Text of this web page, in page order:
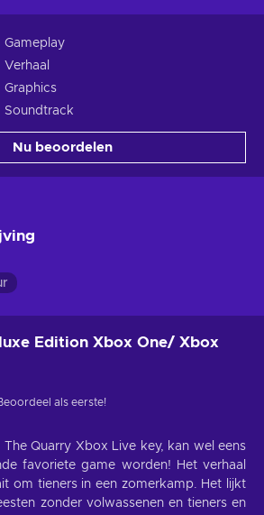
Gameplay
Verhaal
Graphics
Soundtrack
Nu beoordelen
Edition Xbox One/ Xbox
als eerste!
Quarry Xbox Live key, kan wel eens
favoriete game worden! Het verhaal
om tieners in een zomerkamp. Het lijkt
zonder volwassenen en tieners en